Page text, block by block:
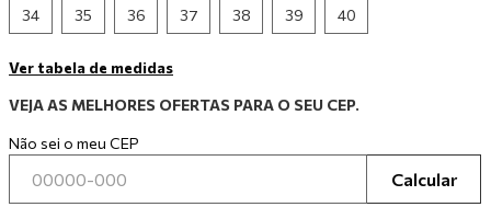
34 35 36 37 38 39 40
Ver tabela de medidas
VEJA AS MELHORES OFERTAS PARA O SEU CEP.
Não sei o meu CEP
Calcular
9º
tênis branco
10º tênis preto